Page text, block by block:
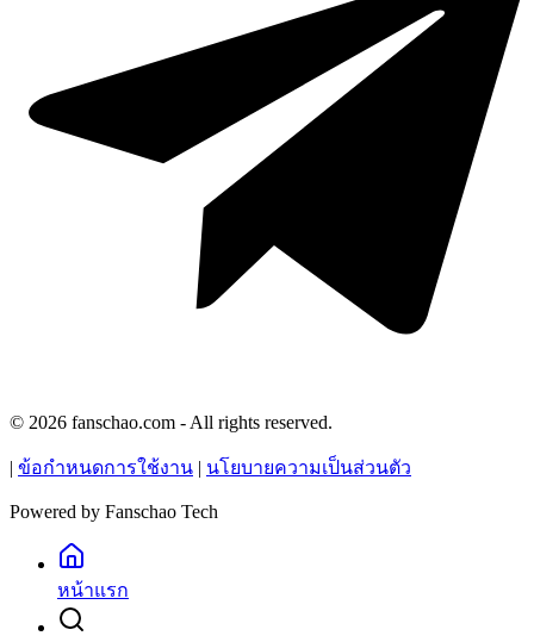
© 2026 fanschao.com - All rights reserved.
ข้อกำหนดการใช้งาน นโยบายความเป็นส่วนตัว
Powered by Fanschao Tech
หน้าแรก